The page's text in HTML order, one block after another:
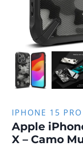
IPHONE 15 PRO
Apple
X – Camo